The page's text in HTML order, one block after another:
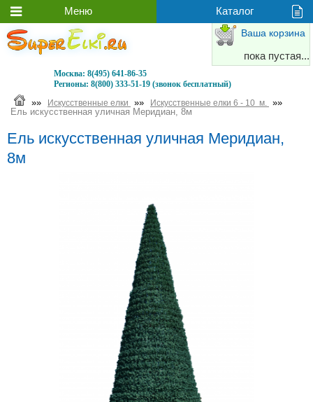
Москва: 8(495) 641-86-35
Регионы: 8(800) 333-51-19 (звонок бесплатный)
Ваша корзина
пока пустая...
»» Искусственные елки »» Искусственные елки 6 - 10 м. »»
Ель искусственная уличная Меридиан, 8м
Ель искусственная уличная Меридиан,
8м